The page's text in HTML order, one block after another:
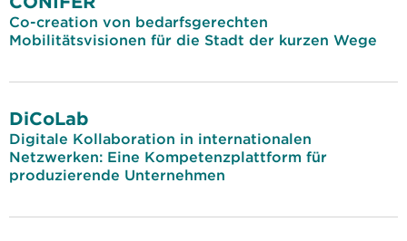
Co-creation von bedarfsgerechten
Mobilitätsvisionen für die Stadt der kurzen Wege
DiCoLab
Digitale Kollaboration in internationalen
Netzwerken: Eine Kompetenzplattform für
produzierende Unternehmen